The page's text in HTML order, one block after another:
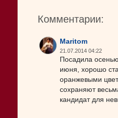
Комментарии:
Maritom
21.07.2014 04:22
Посадила
июня, хорошо
оранжевыми
сохраняют
кандидат для